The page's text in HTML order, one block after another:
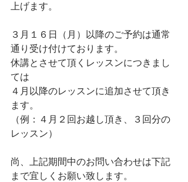
上げます。
３月１６日（月）以降のご予約は通常
通り受け付けております。
休講とさせて頂くレッスンにつきまし
ては
４月以降のレッスンに追加させて頂き
ます。
（例：４月２回お越し頂き、３回分の
レッスン）
尚、上記期間中のお問い合わせは下記
まで宜しくお願い致します。